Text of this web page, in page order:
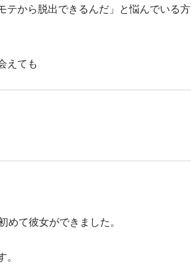
テから脱出できるんだ」と悩んでいる方
えても
めて彼女ができました。